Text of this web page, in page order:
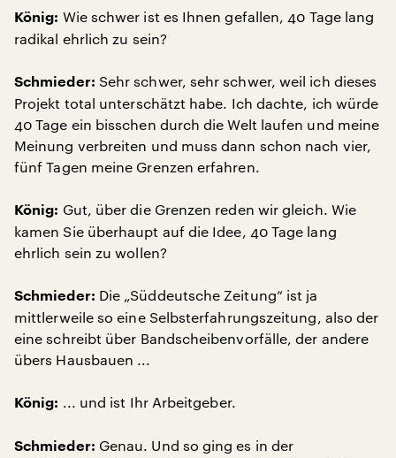
König: Wie schwer ist es Ihnen gefallen, 40 Tage lang
radikal ehrlich zu sein?
Schmieder: Sehr schwer, sehr schwer, weil ich dieses
Projekt total unterschätzt habe. Ich dachte, ich würde
40 Tage ein bisschen durch die Welt laufen und meine
Meinung verbreiten und muss dann schon nach vier,
fünf Tagen meine Grenzen erfahren.
König: Gut, über die Grenzen reden wir gleich. Wie
kamen Sie überhaupt auf die Idee, 40 Tage lang
ehrlich sein zu wollen?
Schmieder: Die „Süddeutsche Zeitung“ ist ja
mittlerweile so eine Selbsterfahrungszeitung, also der
eine schreibt über Bandscheibenvorfälle, der andere
übers Hausbauen ...
König: ... und ist Ihr Arbeitgeber.
Schmieder: Genau. Und so ging es in der